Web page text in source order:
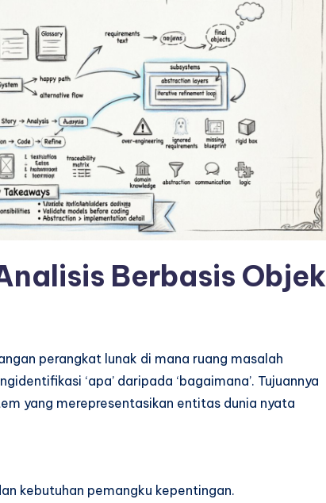
Berbasis Objek
perangkat lunak di mana ruang masalah
‘apa’ daripada ‘bagaimana’. Tujuannya
yang merepresentasikan entitas dunia nyata
kebutuhan pemangku kepentingan.